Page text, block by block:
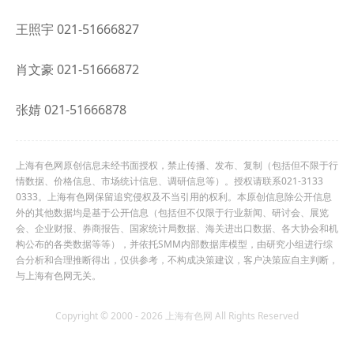
王照宇 021-51666827
肖文豪 021-51666872
张婧 021-51666878
上海有色网原创信息未经书面授权，禁止传播、发布、复制（包括但不限于行
情数据、价格信息、市场统计信息、调研信息等）。授权请联系021-3133
0333。上海有色网保留追究侵权及不当引用的权利。本原创信息除公开信息
外的其他数据均是基于公开信息（包括但不仅限于行业新闻、研讨会、展览
会、企业财报、券商报告、国家统计局数据、海关进出口数据、各大协会和机
构公布的各类数据等等），并依托SMM内部数据库模型，由研究小组进行综
合分析和合理推断得出，仅供参考，不构成决策建议，客户决策应自主判断，
与上海有色网无关。
Copyright © 2000 - 2026 上海有色网 All Rights Reserved